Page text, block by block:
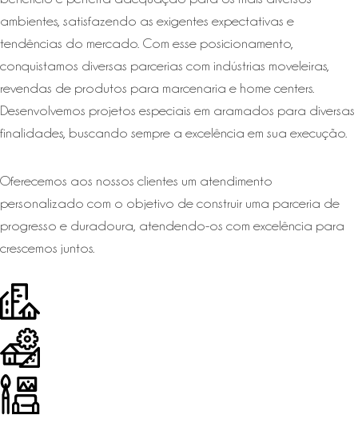
ambientes, satisfazendo as exigentes expectativas e
tendências do mercado. Com esse posicionamento,
conquistamos diversas parcerias com indústrias moveleiras,
revendas de produtos para marcenaria e home centers.
Desenvolvemos projetos especiais em aramados para diversas
finalidades, buscando sempre a excelência em sua execução.
Oferecemos aos nossos clientes um atendimento
personalizado com o objetivo de construir uma parceria de
progresso e duradoura, atendendo-os com excelência para
crescemos juntos.